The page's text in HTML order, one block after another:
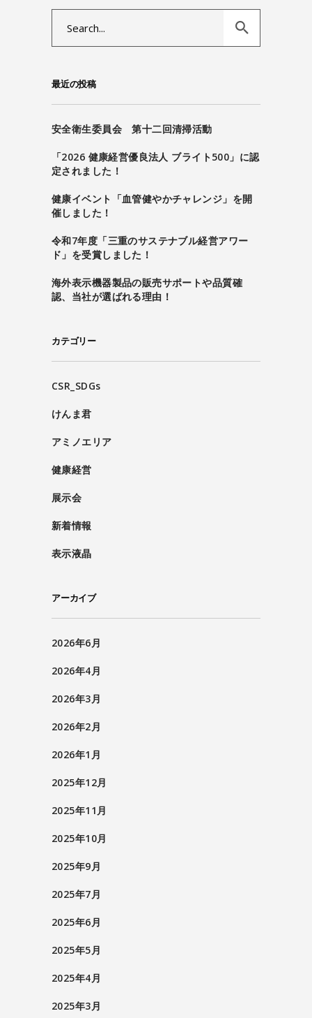
最近の投稿
安全衛生委員会 第十二回清掃活動
「2026 健康経営優良法人 ブライト500」に認
定されました！
健康イベント「血管健やかチャレンジ」を開
催しました！
令和7年度「三重のサステナブル経営アワー
ド」を受賞しました！
海外表示機器製品の販売サポートや品質確
認、当社が選ばれる理由！
カテゴリー
CSR_SDGs
けんま君
アミノエリア
健康経営
展示会
新着情報
表示液晶
アーカイブ
2026年6月
2026年4月
2026年3月
2026年2月
2026年1月
2025年12月
2025年11月
2025年10月
2025年9月
2025年7月
2025年6月
2025年5月
2025年4月
2025年3月